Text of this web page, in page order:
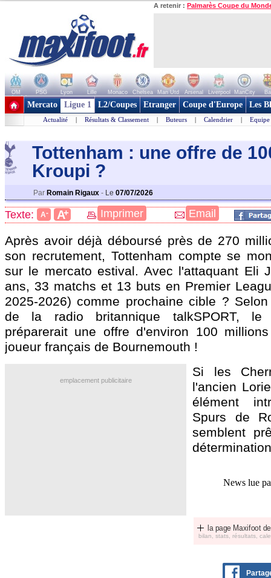
A retenir : Palmarès Coupe du
OM PSG Lyon Lille Monaco Chelsea Man Utd Arsenal Liverpool ManCity
+ de clubs
Mercato Ligue 1 L2/Coupes Etranger Coupe d'Europe Les
Actualité | Résultats & Classement | Buteurs | Calendrier | Equipe
Tottenham : une offre de
Kroupi ?
Par Romain Rigaux - Le 07/07/2026
Texte: A- A+ Imprimer Email
Après avoir déjà déboursé près de 270
son recrutement, Tottenham compte se
sur le mercato estival. Avec l'attaquant Eli
ans, 33 matchs et 13 buts en Premier
2025-2026) comme prochaine cible ?
de la radio britannique talkSPORT, le
préparerait une offre d'environ 100
joueur français de Bournemouth !
emplacement publicitaire
Si les
l'ancien
élément
Spurs de
semblent
News lue
la page Maxifoot
bilan, stats, résultats,